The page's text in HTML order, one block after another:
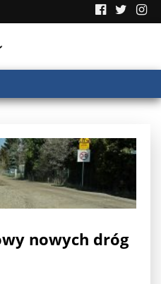
nowych dróg